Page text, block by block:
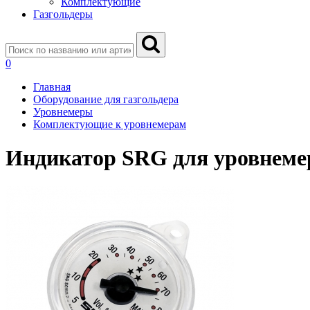
Газгольдеры
0
Главная
Оборудование для газгольдера
Уровнемеры
Комплектующие к уровнемерам
Индикатор SRG для